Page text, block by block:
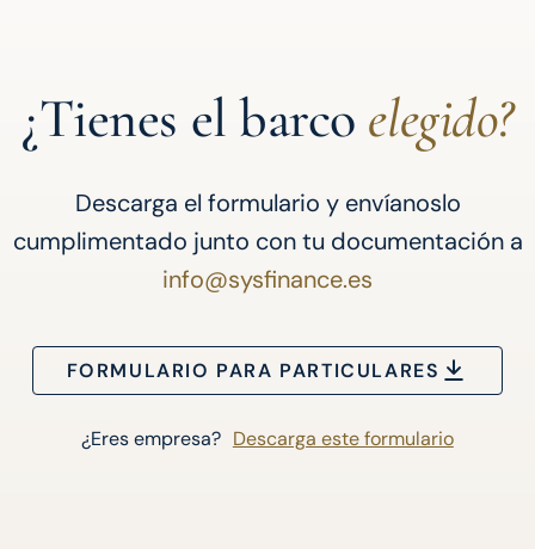
¿Tienes el barco elegido?
Descarga el formulario y envíanoslo
cumplimentado junto con tu documentación a
info@sysfinance.es
FORMULARIO PARA PARTICULARES
¿Eres empresa? Descarga este formulario